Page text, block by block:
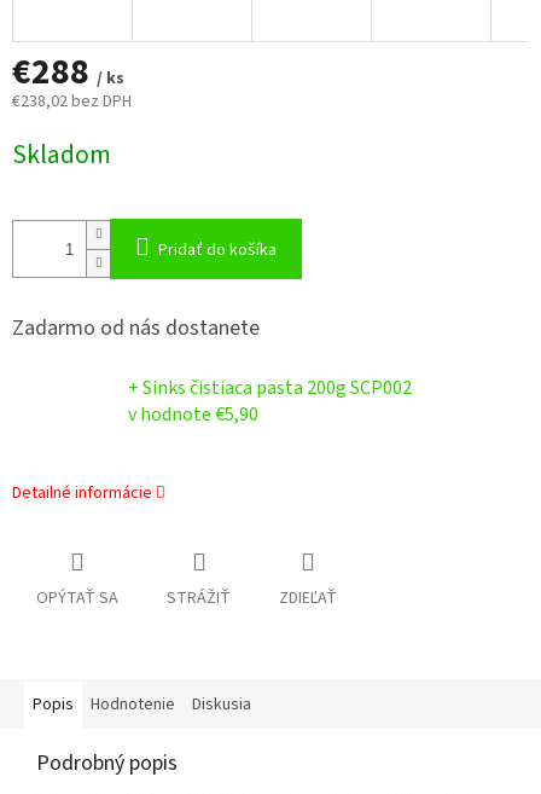
€288 / ks
€238,02 bez DPH
cena:
Skladom
Pridať do košíka
Zadarmo od nás dostanete
+ Sinks čistiaca pasta 200g SCP002
v hodnote €5,90
Detailné informácie
OPÝTAŤ SA STRÁŽIŤ ZDIEĽAŤ
Popis Hodnotenie Diskusia
Podrobný popis